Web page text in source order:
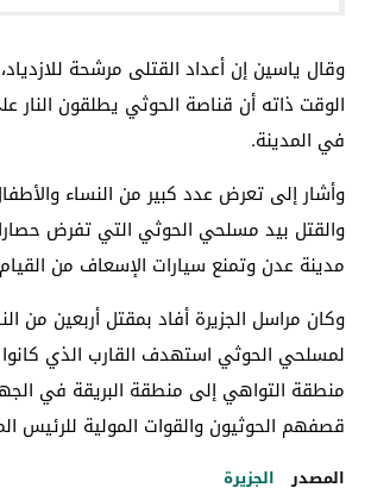
وقال ياسين إن أعداد القتلى مرشحة
الوقت ذاته أن قناصة الحوثي يطلقون النار
في المدينة.
وأشار إلى تعرض عدد كبير من النساء
والقتل بيد مسلحي الحوثي التي تفرض
مدينة عدن وتمنع سيارات الإسعاف من
وكان مراسل الجزيرة أفاد بمقتل أربعين من
لمسلحي الحوثي استهدف القارب الذي
منطقة التواهي إلى منطقة البريقة في
قصفهم الحوثيون والقوات المولية للرئيس
المصدر الجزيرة